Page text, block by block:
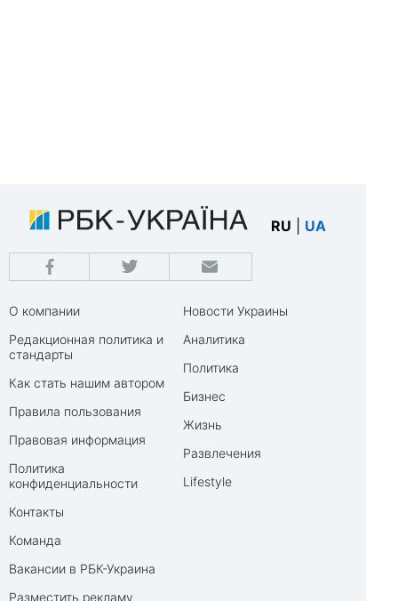
RU UA
О компании
Редакционная политика и
стандарты
Как стать нашим автором
Правила пользования
Правовая информация
Политика
конфиденциальности
Контакты
Команда
Вакансии в РБК-Украина
Разместить рекламу
Новости Украины
Аналитика
Политика
Бизнес
Жизнь
Развлечения
Lifestyle